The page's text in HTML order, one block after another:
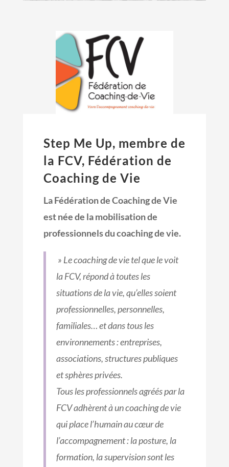
Step Me Up, membre de
la FCV, Fédération de
Coaching de Vie
La Fédération de Coaching de Vie
est née de la mobilisation de
professionnels du coaching de vie.
» Le coaching de vie tel que le voit
la FCV, répond à toutes les
situations de la vie, qu’elles soient
professionnelles, personnelles,
familiales… et dans tous les
environnements : entreprises,
associations, structures publiques
et sphères privées.
Tous les professionnels agréés par la
FCV adhèrent à un coaching de vie
qui place l’humain au cœur de
l’accompagnement : la posture, la
formation, la supervision sont les